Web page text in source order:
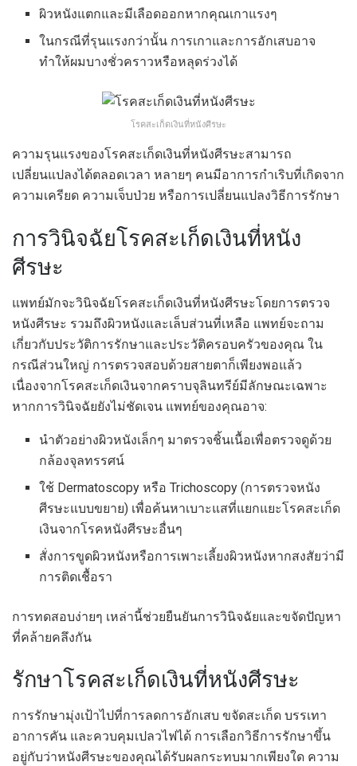
ผิวหนังแตกและมีเลือดออกหากคุณเกาแรงๆ
ในกรณีที่รุนแรงกว่านั้น การเกาและการอักเสบอาจ
ทำให้ผมบางชั่วคราวหรือหลุดร่วงได้
โรคสะเก็ดเงินที่หนังศีรษะ
ความรุนแรงของโรคสะเก็ดเงินที่หนังศีรษะสามารถ
เปลี่ยนแปลงได้ตลอดเวลา หลายๆ คนมีอาการกำเริบที่เกิดจาก
ความเครียด ความเจ็บป่วย หรือการเปลี่ยนแปลงวิธีการรักษา
การวินิจฉัยโรคสะเก็ดเงินที่หนัง
ศีรษะ
แพทย์มักจะวินิจฉัยโรคสะเก็ดเงินที่หนังศีรษะโดยการตรวจ
หนังศีรษะ รวมถึงผิวหนังและเล็บส่วนที่เหลือ แพทย์จะถาม
เกี่ยวกับประวัติการรักษาและประวัติครอบครัวของคุณ ใน
กรณีส่วนใหญ่ การตรวจสอบด้วยสายตาก็เพียงพอแล้ว
เนื่องจากโรคสะเก็ดเงินจากคราบจุลินทรีย์มีลักษณะเฉพาะ
หากการวินิจฉัยยังไม่ชัดเจน แพทย์ของคุณอาจ:
นำตัวอย่างผิวหนังเล็กๆ มาตรวจชิ้นเนื้อเพื่อตรวจดูด้วย
กล้องจุลทรรศน์
ใช้ Dermatoscopy หรือ Trichoscopy (การตรวจหนัง
ศีรษะแบบขยาย) เพื่อค้นหาเบาะแสที่แยกแยะโรคสะเก็ด
เงินจากโรคหนังศีรษะอื่นๆ
สั่งการขูดผิวหนังหรือการเพาะเลี้ยงผิวหนังหากสงสัยว่ามี
การติดเชื้อรา
การทดสอบง่ายๆ เหล่านี้ช่วยยืนยันการวินิจฉัยและขจัดปัญหา
ที่คล้ายคลึงกัน
รักษาโรคสะเก็ดเงินที่หนังศีรษะ
การรักษามุ่งเป้าไปที่การลดการอักเสบ ขจัดสะเก็ด บรรเทา
อาการคัน และควบคุมเปลวไฟได้ การเลือกวิธีการรักษาขึ้น
อยู่กับว่าหนังศีรษะของคุณได้รับผลกระทบมากเพียงใด ความ